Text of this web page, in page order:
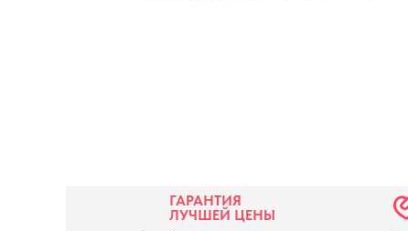
ГАРАНТИЯ
ЛУЧШЕЙ ЦЕНЫ